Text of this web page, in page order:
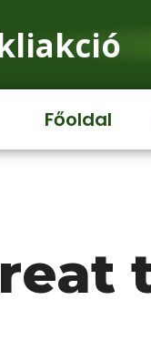
Főoldal